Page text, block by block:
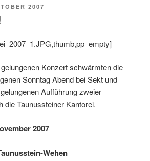
2007
Konzert schwärmten die
Sonntag Abend bei Sekt und
Aufführung zweier
die Taunussteiner Kantorei.
2007
Wehen